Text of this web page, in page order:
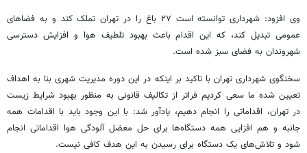
وی افزود: شهرداری توانسته است ۲۷ باغ را در تهران تملک کند و به فضاهای
عمومی تبدیل کند، که این اقدام باعث بهبود تلطیف هوا و افزایش دسترسی
شهروندان به فضای سبز شده است.
سخنگوی شهرداری تهران با تاکید بر اینکه در این دوره مدیریت شهری بنا به اهداف
تعیین شده ما سعی کردیم فراتر از تکالیف قانونی به منظور بهبود شرایط زیست
در تهران، اقداماتی را انجام دهیم، یادآور شد: با این وجود باید با اقدامات همه
جانبه و هم افزایی همه دستگاه‌ها برای حل معضل آلودگی هوا اقداماتی انجام
شود و تلاش‌های یک دستگاه برای رسیدن به این هدف کافی نیست.